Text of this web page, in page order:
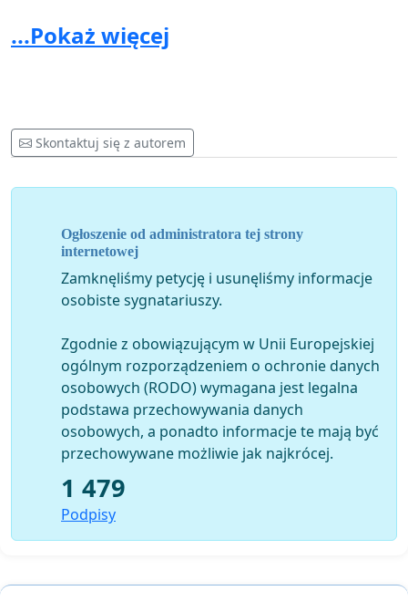
Gdańskiej 6a.
zabudowę jednorodzinną oraz ochronę terenów
zielonych i zachowanie dotychczasowego
Środowiska oraz niezatwierdzenia
żadnego projektu budowy nowych budynków na
działce nr. 27.
Uważamy, że stawianie budynków administracyjnych w
tej części Żoliborza jest
naruszeniem prawa.
...Pokaż więcej
Skontaktuj się z autorem
Ogłoszenie od administratora tej strony
internetowej
Zamknęliśmy petycję i usunęliśmy informacje
osobiste sygnatariuszy.
Zgodnie z obowiązującym w Unii Europejskiej
ogólnym rozporządzeniem o ochronie danych
osobowych (RODO) wymagana jest legalna
podstawa przechowywania danych
osobowych, a ponadto informacje te mają być
przechowywane możliwie jak najkrócej.
1 479
Podpisy